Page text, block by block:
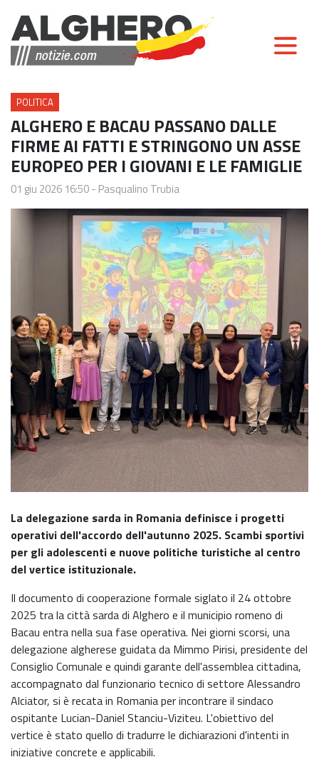
POLITICA
ALGHERO E BACAU PASSANO DALLE
FIRME AI FATTI E STRINGONO UN ASSE
EUROPEO PER I GIOVANI E LE FAMIGLIE
01 giu 2026 16:50- Pasqualino Trubia
La delegazione sarda in Romania definisce i progetti
operativi dell'accordo dell'autunno 2025. Scambi sportivi
per gli adolescenti e nuove politiche turistiche al centro
del vertice istituzionale.
Il documento di cooperazione formale siglato il 24 ottobre
2025 tra la città sarda di Alghero e il municipio romeno di
Bacau entra nella sua fase operativa. Nei giorni scorsi, una
delegazione algherese guidata da Mimmo Pirisi, presidente del
Consiglio Comunale e quindi garante dell'assemblea cittadina,
accompagnato dal funzionario tecnico di settore Alessandro
Alciator, si è recata in Romania per incontrare il sindaco
ospitante Lucian-Daniel Stanciu-Viziteu. L'obiettivo del
vertice è stato quello di tradurre le dichiarazioni d'intenti in
iniziative concrete e applicabili.